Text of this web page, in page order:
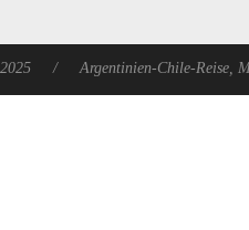
Argentinien-Chile-Reise, März 2024